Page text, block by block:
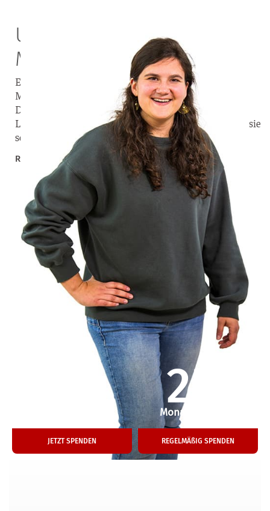
Unterstützung für die
Mission in Spanien
Ein Teil Spaniens gehört zum 10/40 Fenster, denn viele
Menschen hier haben noch nie das Evangelium gehört.
Dafür für brennt mein Herz. Mit ihnen will ich mein
Leben teilen und ihnen von der Hoffnung erzählen, die sie
so dringend brauchen und die nur Jesus geben kann.
Rebekka Eggeler – Missionarin in Valencia
JETZT SPENDEN
25
Monatliche Hilfe
REGELMÄßIG SPENDEN